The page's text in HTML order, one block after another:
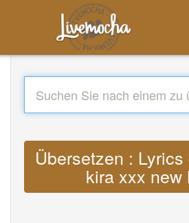
Übersetzen :
kira xxx new